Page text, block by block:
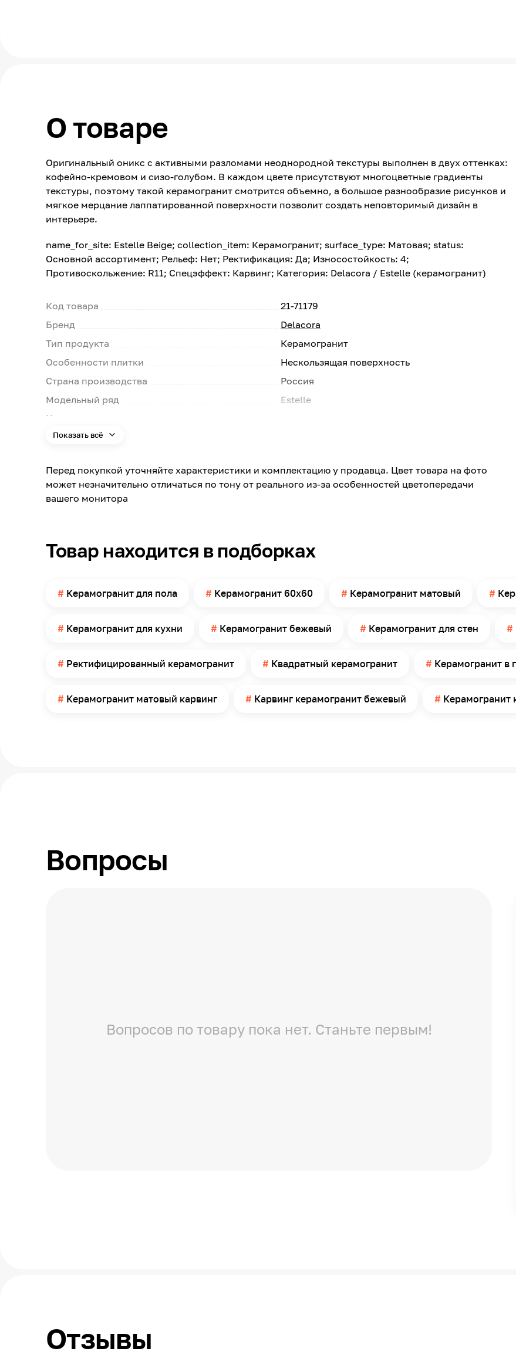
О товаре
Оригинальный оникс с активными разломами неоднородной текстуры выполнен в двух оттенках:
кофейно-кремовом и сизо-голубом. В каждом цвете присутствуют многоцветные градиенты
текстуры, поэтому такой керамогранит смотрится объемно, а большое разнообразие рисунков и
мягкое мерцание лаппатированной поверхности позволит создать неповторимый дизайн в
интерьере.
name_for_site: Estelle Beige; collection_item: Керамогранит; surface_type: Матовая; status:
Основной ассортимент; Рельеф: Нет; Ректификация: Да; Износостойкость: 4;
Противоскольжение: R11; Спецэффект: Карвинг; Категория: Delacora / Estelle (керамогранит)
Код товара
21-71179
Бренд
Delacora
Тип продукта
Керамогранит
Особенности плитки
Нескользящая поверхность
Страна производства
Россия
Модельный ряд
Estelle
Цвет
Цвет заявленный производителем
Форма
Квадрат
Поверхность
Матовая, Карвинг
Края
Ректифицированные
Помещение
Прихожая, Кухня, Гостиная, Ванная комната,
Поверхность применения
Стена, Пол
Имитация товара
Камень
Показать всё
Перед покупкой уточняйте характеристики и комплектацию у продавца. Цвет товара на фото
может незначительно отличаться по тону от реального из-за особенностей цветопередачи
вашего монитора
Товар находится в подборках
Керамогранит для пола Керамогранит 60х60 Керамогранит матовый
Керамогранит для кухни Керамогранит бежевый Керамогранит для стен
Ректифицированный керамогранит Квадратный керамогранит Керамогранит в
Керамогранит матовый карвинг Карвинг керамогранит бежевый Керамогранит
Вопросы
Вопросов по товару пока нет. Станьте первым!
Отзывы